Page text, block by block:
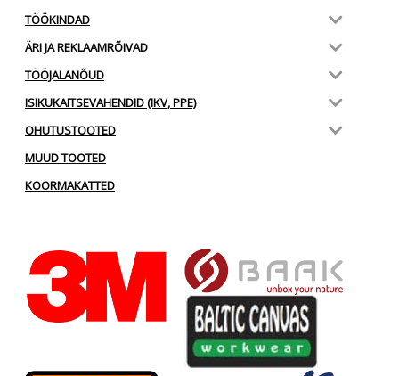
TÖÖKINDAD
ÄRI JA REKLAAMRÕIVAD
TÖÖJALANÕUD
ISIKUKAITSEVAHENDID (IKV, PPE)
OHUTUSTOOTED
MUUD TOOTED
KOORMAKATTED